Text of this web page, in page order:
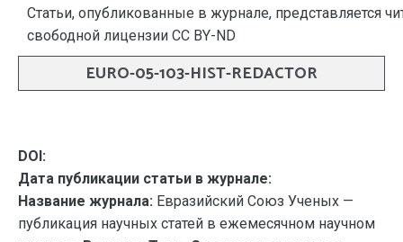
Статьи, опубликованные в журнале, представляется
свободной лицензии CC BY-ND
EURO-05-103-HIST-REDACTOR
DOI:
Дата публикации статьи в журнале:
Название журнала: Евразийский Союз Ученых —
публикация научных статей в ежемесячном научном